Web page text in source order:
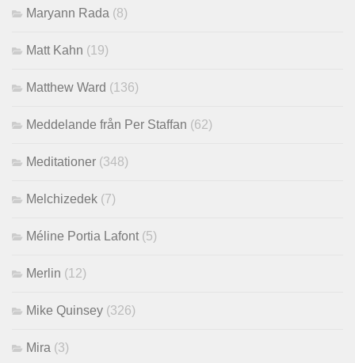
Maryann Rada (8)
Matt Kahn (19)
Matthew Ward (136)
Meddelande från Per Staffan (62)
Meditationer (348)
Melchizedek (7)
Méline Portia Lafont (5)
Merlin (12)
Mike Quinsey (326)
Mira (3)